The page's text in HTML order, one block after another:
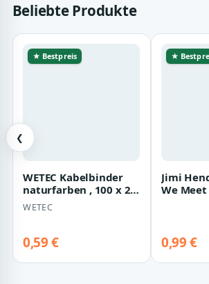
Beliebte Produkte
❮
★ Bestpreis
WETEC Kabelbinder
naturfarben , 100 x 2,5
mm, Bündel-Ø 25 mm
WETEC
0,59 €
★
We Meet
0,99 €